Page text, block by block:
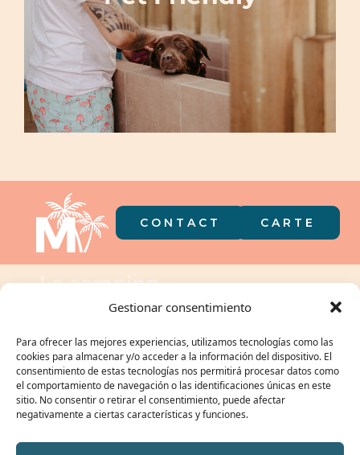
Gestionar consentimiento
Para ofrecer las mejores experiencias, utilizamos tecnologías como las
cookies para almacenar y/o acceder a la información del dispositivo. El
consentimiento de estas tecnologías nos permitirá procesar datos como
el comportamiento de navegación o las identificaciones únicas en este
sitio. No consentir o retirar el consentimiento, puede afectar
negativamente a ciertas características y funciones.
CONTACT CARTE
Le camping
dans votre
NOTRE GROUPE :